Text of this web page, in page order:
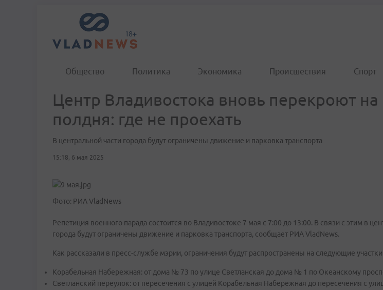
Общество Политика Экономика Происшествия Спорт
Центр Владивостока вновь перекроют на
полдня: где не проехать
В центральной части города будут ограничены движение и парковка транспорта
15:18, 6 мая 2025
Фото: РИА VladNews
Репетиция военного парада состоится во Владивостоке 7 мая с 7:00 до 13:00. В связи с этим в
города будут ограничены движение и парковка транспорта, сообщает РИА VladNews.
Как рассказали в пресс-службе мэрии, ограничения будут распространены на следующие участки
Корабельная Набережная: от дома № 73 по улице Светланская до дома № 1 по Океанскому
Светланский переулок: от пересечения с улицей Корабельная Набережная до пересечения с